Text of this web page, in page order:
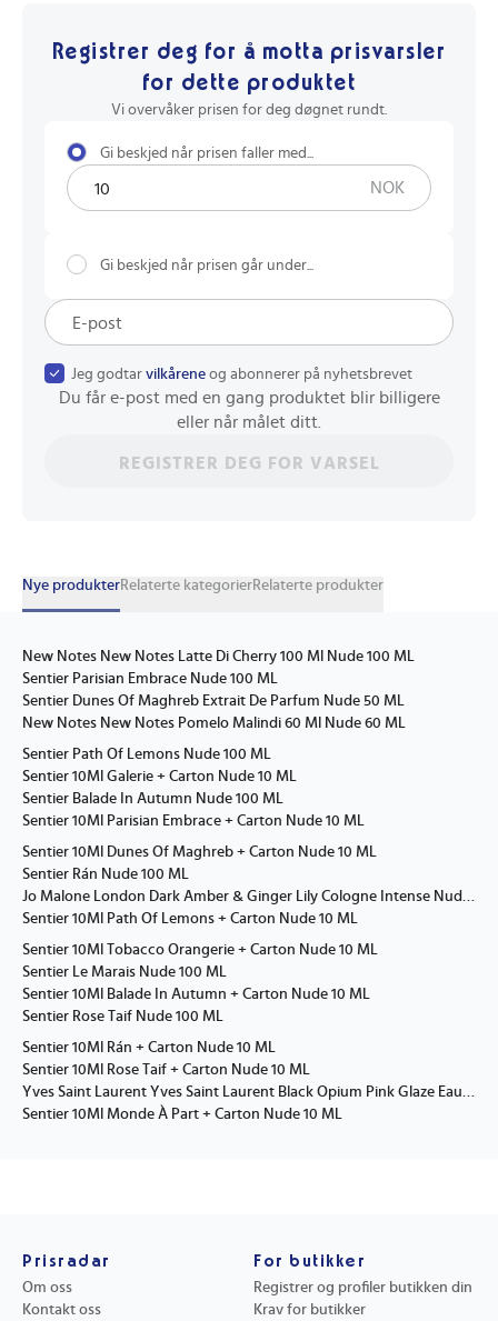
Registrer deg for å motta prisvarsler
for dette produktet
Vi overvåker prisen for deg døgnet rundt.
Gi beskjed når prisen faller med...
NOK
Gi beskjed når prisen går under...
Jeg godtar vilkårene og abonnerer på nyhetsbrevet
Du får e-post med en gang produktet blir billigere
eller når målet ditt.
REGISTRER DEG FOR VARSEL
Nye produkterRelaterte kategorierRelaterte produkter
New Notes New Notes Latte Di Cherry 100 Ml Nude 100 ML
Sentier Parisian Embrace Nude 100 ML
Sentier Dunes Of Maghreb Extrait De Parfum Nude 50 ML
New Notes New Notes Pomelo Malindi 60 Ml Nude 60 ML
Sentier Path Of Lemons Nude 100 ML
Sentier 10Ml Galerie + Carton Nude 10 ML
Sentier Balade In Autumn Nude 100 ML
Sentier 10Ml Parisian Embrace + Carton Nude 10 ML
Sentier 10Ml Dunes Of Maghreb + Carton Nude 10 ML
Sentier Rán Nude 100 ML
Jo Malone London Dark Amber & Ginger Lily Cologne Intense Nude 100 ML
Sentier 10Ml Path Of Lemons + Carton Nude 10 ML
Sentier 10Ml Tobacco Orangerie + Carton Nude 10 ML
Sentier Le Marais Nude 100 ML
Sentier 10Ml Balade In Autumn + Carton Nude 10 ML
Sentier Rose Taif Nude 100 ML
Sentier 10Ml Rán + Carton Nude 10 ML
Sentier 10Ml Rose Taif + Carton Nude 10 ML
Yves Saint Laurent Yves Saint Laurent Black Opium Pink Glaze Eau De Parfum Nude 90 ML
Sentier 10Ml Monde À Part + Carton Nude 10 ML
Prisradar
Om oss
Kontakt oss
For butikker
Registrer og profiler butikken din
Krav for butikker